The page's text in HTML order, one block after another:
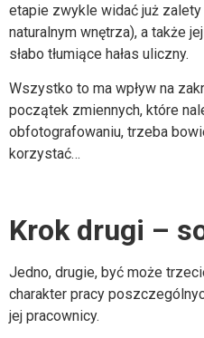
etapie zwykle widać już
naturalnym wnętrza), a także
słabo tłumiące hałas uliczny.
Wszystko to ma wpływ na
początek zmiennych, które
obfotografowaniu, trzeba
korzystać…
Krok drugi –
Jedno, drugie, być może
charakter pracy
jej pracownicy.